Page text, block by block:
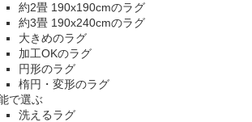
約2畳 190x190cmのラグ
約3畳 190x240cmのラグ
大きめのラグ
加工OKのラグ
円形のラグ
楕円・変形のラグ
で選ぶ
洗えるラグ